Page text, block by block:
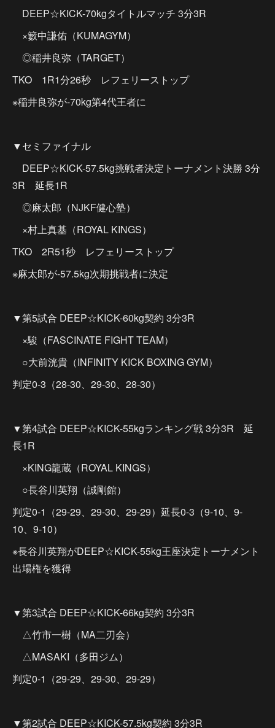
DEEP☆KICK-70kgタイトルマッチ 3分3R
×籔中謙佑（KUMAGYM）
◎稲井良弥（TARGET）
TKO 1R1分26秒 レフェリーストップ
※稲井良弥が-70kg第4代王者に
▼セミファイナル
DEEP☆KICK-57.5kg挑戦者決定トーナメント決勝 3分
3R 延長1R
◎麻太郎（NJKF健心塾）
×村上真基（ROYAL KINGS）
TKO 2R51秒 レフェリーストップ
※麻太郎が-57.5kg次期挑戦者に決定
▼第5試合 DEEP☆KICK-60kg契約 3分3R
×駿（FASCINATE FIGHT TEAM）
○大前洸貴（INFINITY KICK BOXING GYM）
判定0-3（28-30、29-30、28-30）
▼第4試合 DEEP☆KICK-55kgランキング戦 3分3R 延
長1R
×KING龍蔵（ROYAL KINGS）
○長谷川英翔（誠剛館）
判定0-1（29-29、29-30、29-29）延長0-3（9-10、9-
10、9-10）
※長谷川英翔がDEEP☆KICK-55kg王座決定トーナメント
出場権を獲得
▼第3試合 DEEP☆KICK-66kg契約 3分3R
△竹市一樹（MA二刃会）
△MASAKI（多田ジム）
判定0-1（29-29、29-30、29-29）
▼第2試合 DEEP☆KICK-57.5kg契約 3分3R